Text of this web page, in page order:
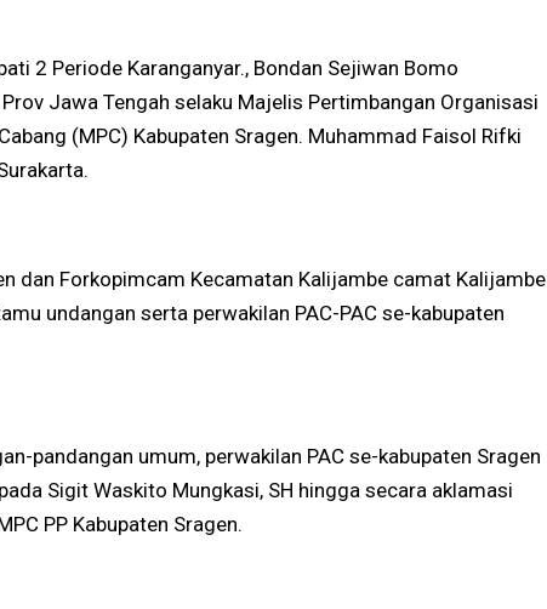
2 Periode Karanganyar., Bondan Sejiwan Bomo
Jawa Tengah selaku Majelis Pertimbangan Organisasi
(MPC) Kabupaten Sragen. Muhammad Faisol Rifki
dan Forkopimcam Kecamatan Kalijambe camat Kalijambe
undangan serta perwakilan PAC-PAC se-kabupaten
pandangan umum, perwakilan PAC se-kabupaten Sragen
Sigit Waskito Mungkasi, SH hingga secara aklamasi
PP Kabupaten Sragen.